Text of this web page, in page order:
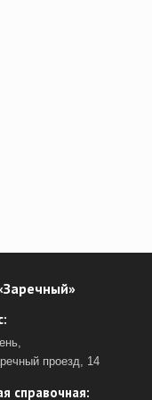
проезд, 14
справочная: